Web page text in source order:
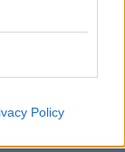
Policy
και το
οποίο είναι